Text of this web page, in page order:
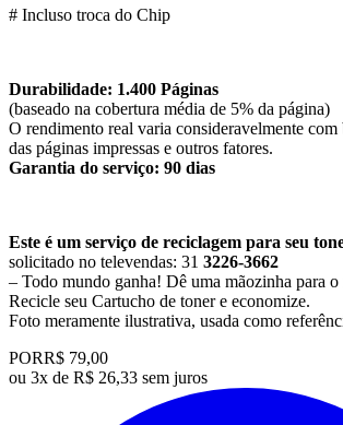
# Incluso troca do Chip
Durabilidade: 1.400 Páginas
(baseado na cobertura média de 5% da página)
O rendimento real varia consideravelmente com
das páginas impressas e outros fatores.
Garantia do serviço: 90 dias
Este é um serviço de reciclagem para seu
solicitado no televendas: 31 3226-3662
– Todo mundo ganha! Dê uma mãozinha para o
Recicle seu Cartucho de toner e economize.
​Foto meramente ilustrativa, usada como
PORR$ 79,00
ou 3x de R$ 26,33 sem juros